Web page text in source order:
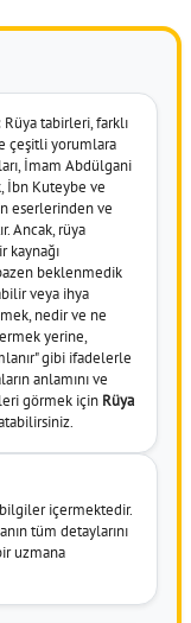
Rüya tabirleri, farklı
çeşitli yorumlara
İmam Abdülgani
İbn Kuteybe ve
eserlerinden ve
Ancak, rüya
kaynağı
beklenmedik
veya ihya
nedir ve ne
yerine,
gibi ifadelerle
anlamını ve
görmek için Rüya
içermektedir.
tüm detaylarını
uzmana